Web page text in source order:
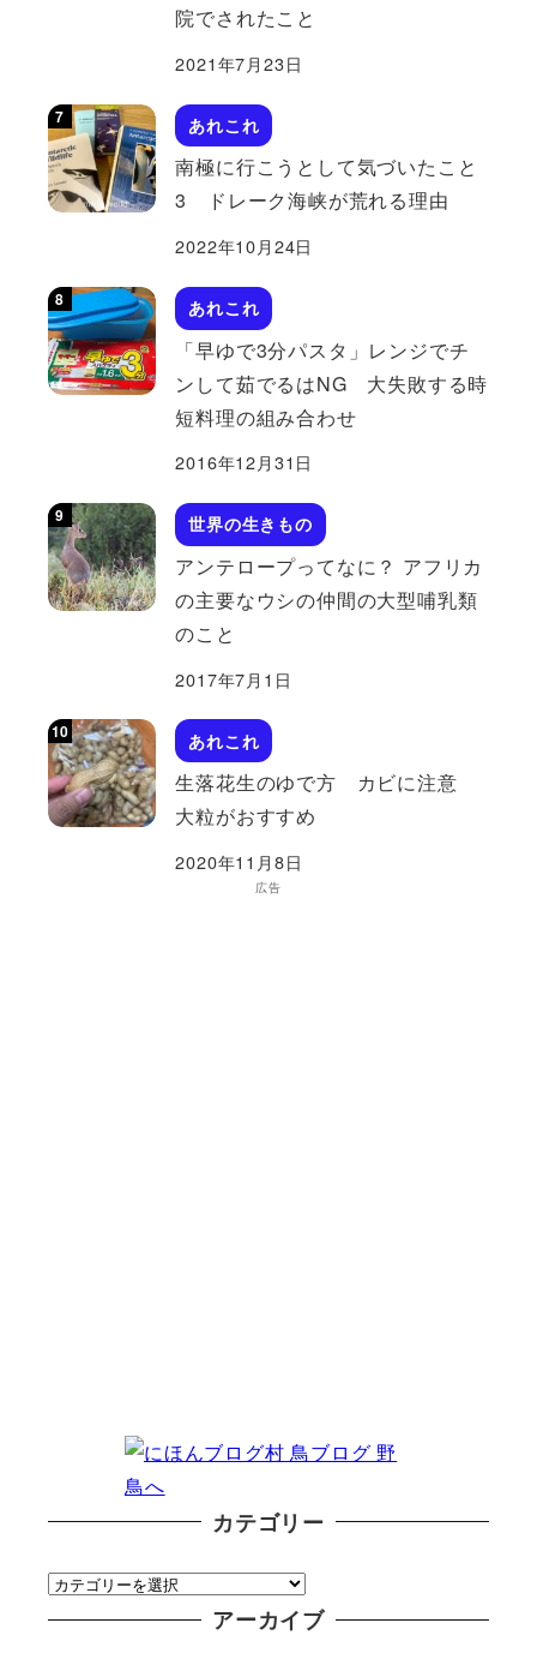
院でされたこと
2021年7月23日
あれこれ
南極に行こうとして気づいたこと
3 ドレーク海峡が荒れる理由
2022年10月24日
あれこれ
「早ゆで3分パスタ」レンジでチ
ンして茹でるはNG 大失敗する時
短料理の組み合わせ
2016年12月31日
世界の生きもの
アンテロープってなに？ アフリカ
の主要なウシの仲間の大型哺乳類
のこと
2017年7月1日
あれこれ
生落花生のゆで方 カビに注意
大粒がおすすめ
2020年11月8日
広告
カテゴリー
カ
テ
アーカイブ